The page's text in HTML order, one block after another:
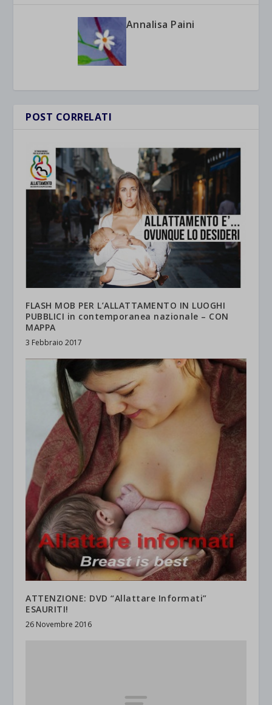
Annalisa Paini
POST CORRELATI
FLASH MOB PER L’ALLATTAMENTO IN LUOGHI
PUBBLICI in contemporanea nazionale – CON
MAPPA
3 Febbraio 2017
ATTENZIONE: DVD “Allattare Informati”
ESAURITI!
26 Novembre 2016